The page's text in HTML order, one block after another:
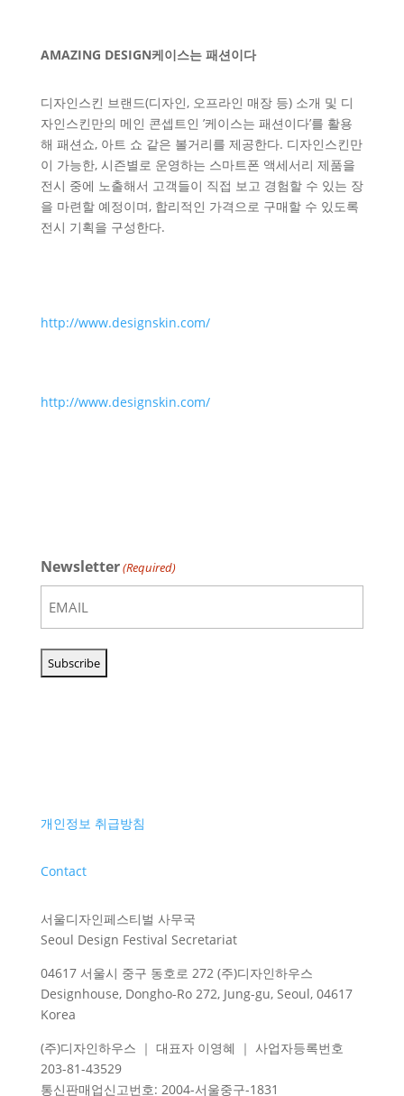
AMAZING DESIGN케이스는 패션이다
디자인스킨 브랜드(디자인, 오프라인 매장 등) 소개 및 디
자인스킨만의 메인 콘셉트인 ’케이스는 패션이다’를 활용
해 패션쇼, 아트 쇼 같은 볼거리를 제공한다. 디자인스킨만
이 가능한, 시즌별로 운영하는 스마트폰 액세서리 제품을
전시 중에 노출해서 고객들이 직접 보고 경험할 수 있는 장
을 마련할 예정이며, 합리적인 가격으로 구매할 수 있도록
전시 기획을 구성한다.
http://www.designskin.com/
http://www.designskin.com/
Newsletter(Required)
개인정보 취급방침
Contact
서울디자인페스티벌 사무국
Seoul Design Festival Secretariat
04617 서울시 중구 동호로 272 (주)디자인하우스
Designhouse, Dongho-Ro 272, Jung-gu, Seoul, 04617
Korea
(주)디자인하우스 ｜ 대표자 이영혜 ｜ 사업자등록번호
203-81-43529
통신판매업신고번호: 2004-서울중구-1831